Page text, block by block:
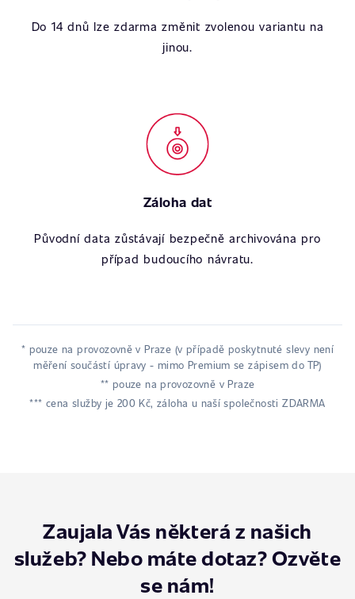
Do 14 dnů lze zdarma změnit zvolenou variantu na
jinou.
Záloha dat
Původní data zůstávají bezpečně archivována pro
případ budoucího návratu.
* pouze na provozovně v Praze (v případě poskytnuté slevy není
měření součástí úpravy - mimo Premium se zápisem do TP)
** pouze na provozovně v Praze
*** cena služby je 200 Kč, záloha u naší společnosti ZDARMA
Zaujala Vás některá z našich
služeb? Nebo máte dotaz? Ozvěte
se nám!